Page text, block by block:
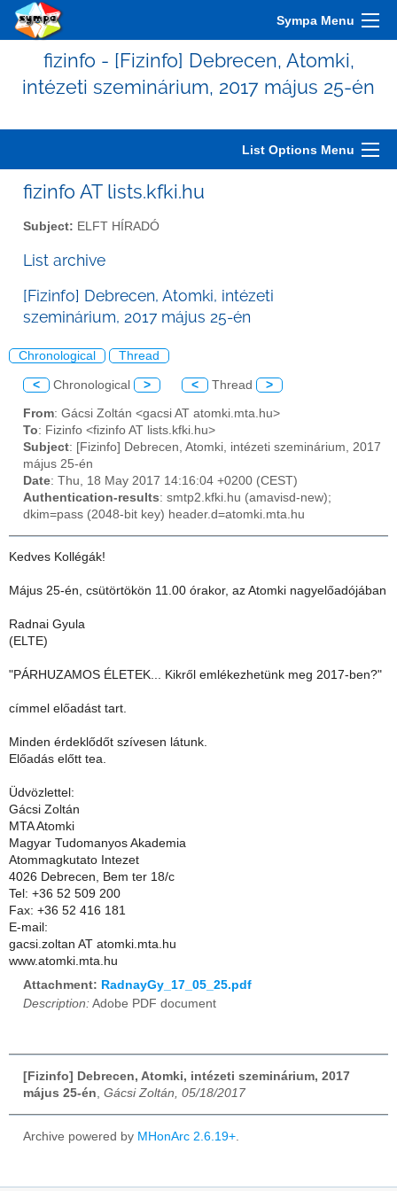
Sympa Menu
fizinfo - [Fizinfo] Debrecen, Atomki,
intézeti szeminárium, 2017 május 25-én
List Options Menu
fizinfo AT lists.kfki.hu
Subject: ELFT HÍRADÓ
List archive
[Fizinfo] Debrecen, Atomki, intézeti
szeminárium, 2017 május 25-én
Chronological Thread
< Chronological > < Thread >
From: Gácsi Zoltán <gacsi AT atomki.mta.hu>
To: Fizinfo <fizinfo AT lists.kfki.hu>
Subject: [Fizinfo] Debrecen, Atomki, intézeti szeminárium, 2017
május 25-én
Date: Thu, 18 May 2017 14:16:04 +0200 (CEST)
Authentication-results: smtp2.kfki.hu (amavisd-new);
dkim=pass (2048-bit key) header.d=atomki.mta.hu
Kedves Kollégák!
Május 25-én, csütörtökön 11.00 órakor, az Atomki nagyelőadójában
Radnai Gyula
(ELTE)
"PÁRHUZAMOS ÉLETEK... Kikről emlékezhetünk meg 2017-ben?"
címmel előadást tart.
Minden érdeklődőt szívesen látunk.
Előadás előtt tea.
Üdvözlettel:
Gácsi Zoltán
MTA Atomki
Magyar Tudomanyos Akademia
Atommagkutato Intezet
4026 Debrecen, Bem ter 18/c
Tel: +36 52 509 200
Fax: +36 52 416 181
E-mail:
gacsi.zoltan AT atomki.mta.hu
www.atomki.mta.hu
Attachment: RadnayGy_17_05_25.pdf
Description: Adobe PDF document
[Fizinfo] Debrecen, Atomki, intézeti szeminárium, 2017
május 25-én, Gácsi Zoltán, 05/18/2017
Archive powered by MHonArc 2.6.19+.